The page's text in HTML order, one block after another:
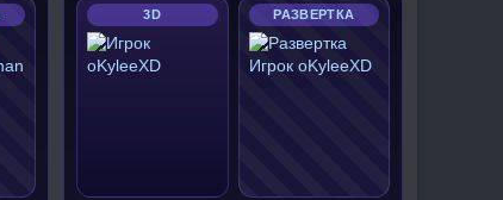
3D РАЗВЕРТКА